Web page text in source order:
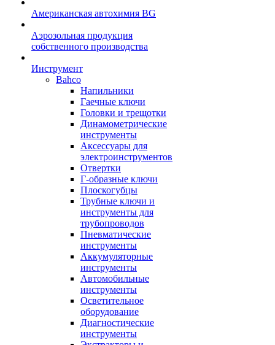
Американская автохимия BG
Аэрозольная продукция
собственного производства
Инструмент
Bahco
Напильники
Гаечные ключи
Головки и трещотки
Динамометрические
инструменты
Аксессуары для
электроинструментов
Отвертки
Г-образные ключи
Плоскогубцы
Трубные ключи и
инструменты для
трубопроводов
Пневматические
инструменты
Аккумуляторные
инструменты
Автомобильные
инструменты
Осветительное
оборудование
Диагностические
инструменты